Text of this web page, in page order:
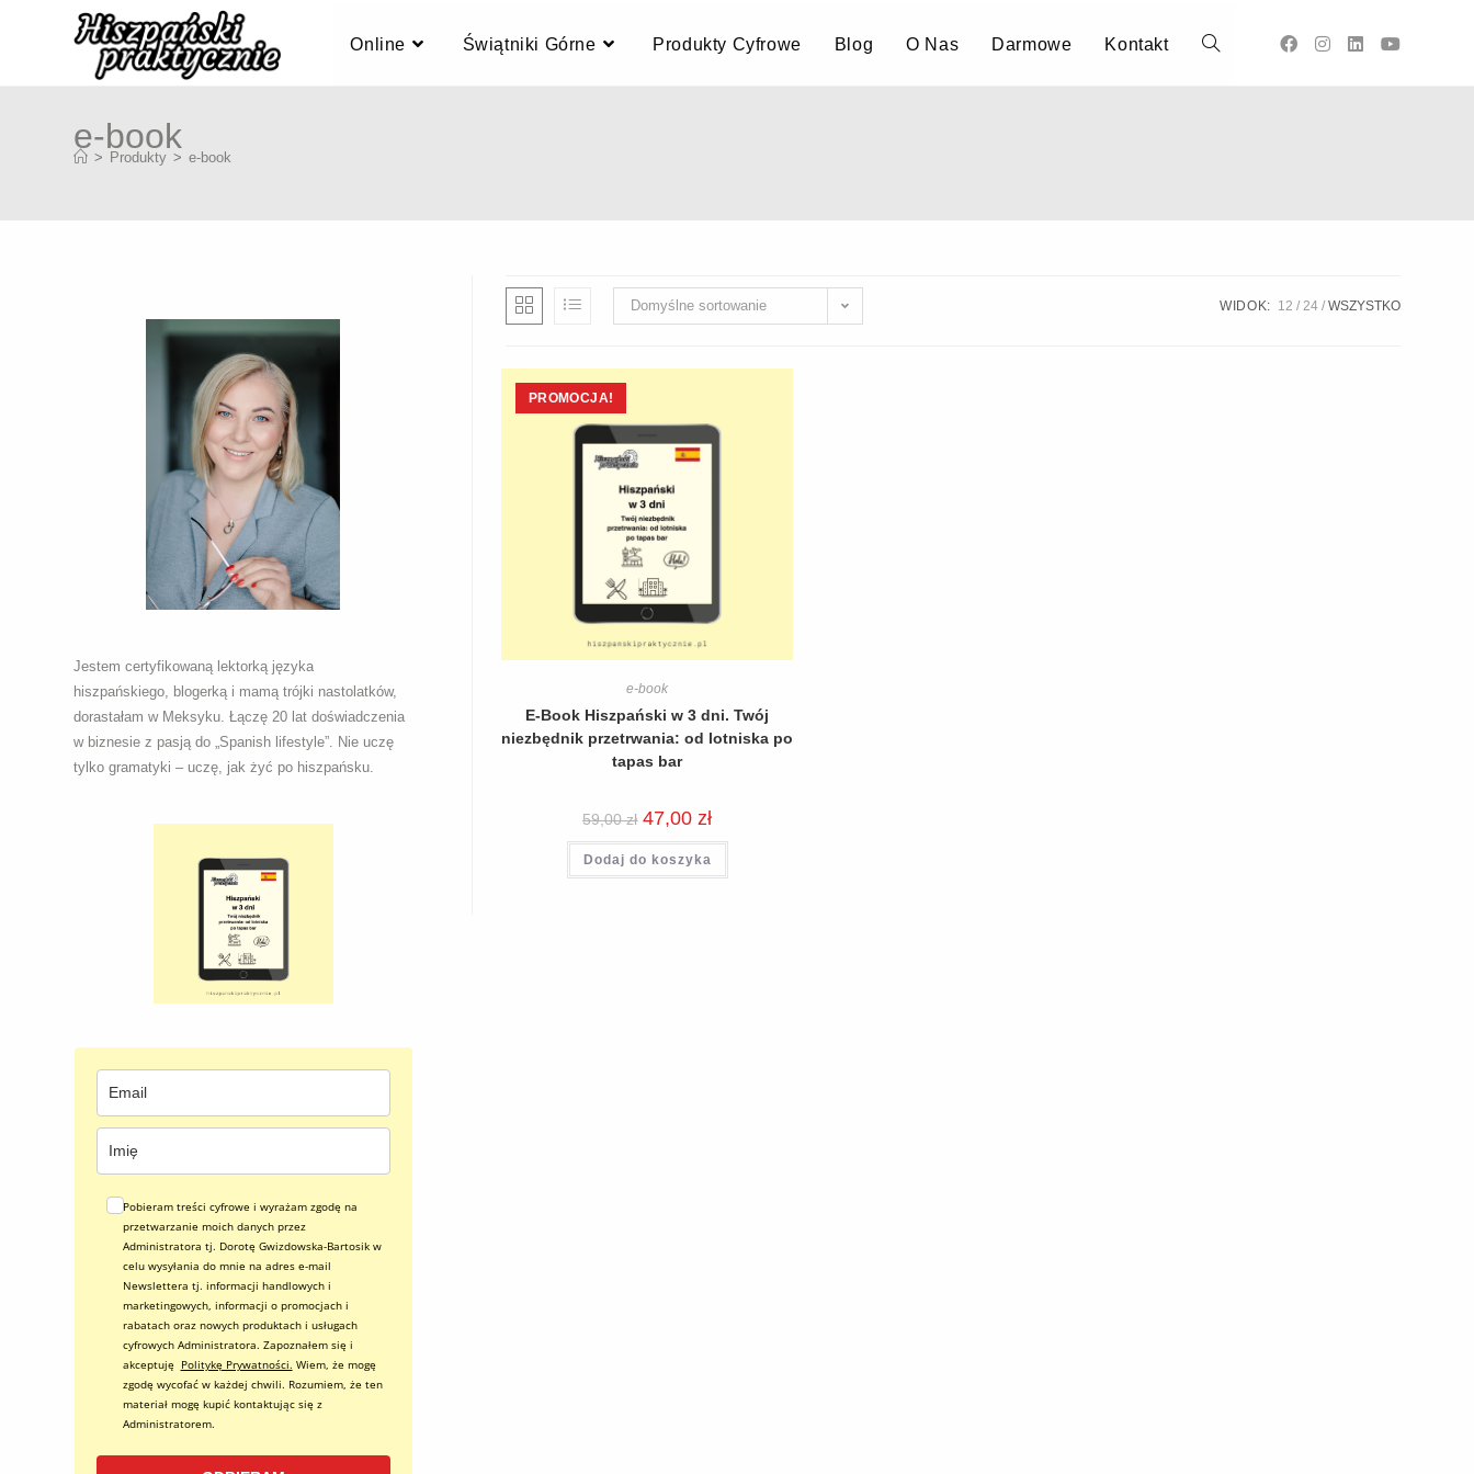
Online Świątniki Górne Produkty Cyfrowe Blog O Nas Darmowe Kontakt
e-book
> Produkty > e-book
Domyślne sortowanie WIDOK: 12 24 WSZYSTKO
PROMOCJA!
e-book
E-Book Hiszpański w 3 dni. Twój
niezbędnik przetrwania: od lotniska po
tapas bar
59,00zł 47,00zł
Dodaj do koszyka
Jestem certyfikowaną lektorką języka
hiszpańskiego, blogerką i mamą trójki nastolatków,
dorastałam w Meksyku. Łączę 20 lat doświadczenia
w biznesie z pasją do „Spanish lifestyle”. Nie uczę
tylko gramatyki – uczę, jak żyć po hiszpańsku.
Pobieram treści cyfrowe i wyrażam zgodę na
przetwarzanie moich danych przez
Administratora tj. Dorotę Gwizdowska-Bartosik w
celu wysyłania do mnie na adres e-mail
Newslettera tj. informacji handlowych i
marketingowych, informacji o promocjach i
rabatach oraz nowych produktach i usługach
cyfrowych Administratora. Zapoznałem się i
akceptuję Politykę Prywatności. Wiem, że mogę
zgodę wycofać w każdej chwili. Rozumiem, że ten
materiał mogę kupić kontaktując się z
Administratorem.